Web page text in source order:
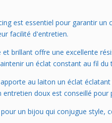
est essentiel pour garantir
facilité d'entretien.
brillant offre une excellente
un éclat constant au fil du
au laiton un éclat
doux est conseillé
un bijou qui conjugue